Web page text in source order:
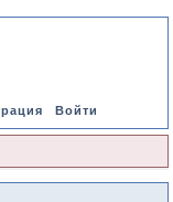
Войти